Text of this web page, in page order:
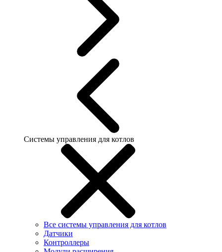
Системы управления для котлов
Все системы управления для котлов
Датчики
Контроллеры